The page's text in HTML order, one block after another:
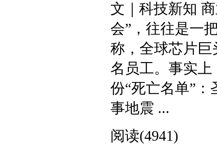
文｜科技新知
会”，往往是一
称，全球芯片巨
名员工。事实
份“死亡名单”：
事地震 ...
阅读(4941)